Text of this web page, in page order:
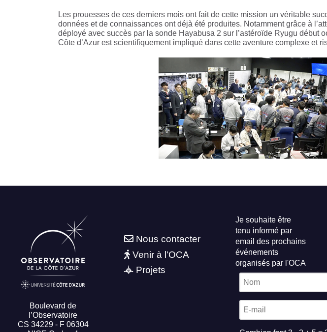
Les prouesses de ces derniers mois ont fait de cette mission un véritable
données et de connaissances ont déjà été produites. Notamment grâce à
déployé avec succès par la sonde Hayabusa 2 sur l’astéroïde Ryugu début
Côte d’Azur est scientifiquement impliqué dans cette aventure complexe et
Boulevard de
l’Observatoire
CS 34229 - F 06304
Nous contacter
Venir à l'OCA
Projets
Je souhaite être
tenu informé par
email des prochains
événements
organisés par l'OCA